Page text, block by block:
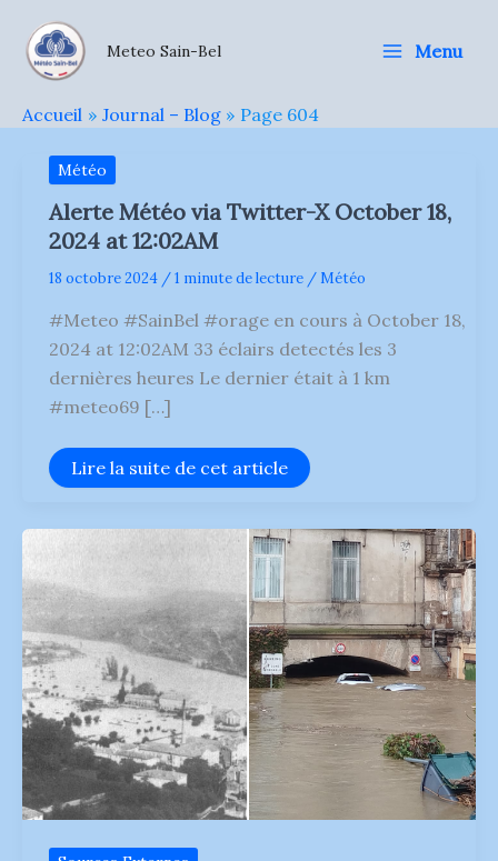
contenu
Meteo Sain-Bel Menu
Accueil Journal – Blog Page 604
Météo
Alerte Météo via Twitter-X October 18,
2024 at 12:02AM
18 octobre 2024 /1 minute de lecture / Météo
#Meteo #SainBel #orage en cours à October 18,
2024 at 12:02AM 33 éclairs detectés les 3
dernières heures Le dernier était à 1 km
#meteo69 […]
Alerte
Météo
X
October
2024
at
12:02AM
Lire la suite de cet article